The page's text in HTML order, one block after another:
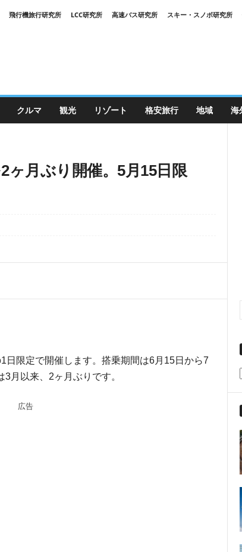
飛行機旅行研究所 LCC研究所 高速バス研究所 スキー・スノボ研究所
クルマ 観光 リゾート 格安旅行 地域 海
ヶ月ぶり開催。5月15日限
日限定で開催します。搭乗期間は6月15日から7
月以来、2ヶ月ぶりです。
広告